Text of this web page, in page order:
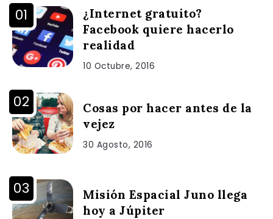
¿Internet gratuito?
Facebook quiere hacerlo
realidad
10 Octubre, 2016
Cosas por hacer antes de la
vejez
30 Agosto, 2016
Misión Espacial Juno llega
hoy a Júpiter